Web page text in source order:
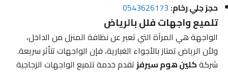
حجز جلي رخام: 0543626173
تلميع واجهات فلل بالرياض
الواجهة هي المرآة التي تعبر عن نظافة المنزل من الداخل،
ولأن الرياض تمتاز بالأجواء الغبارية، فإن الواجهات تتأثر سريعة.
شركةكلين هوم سيرفزتقدم خدمة تلميع الواجهات الزجاجية